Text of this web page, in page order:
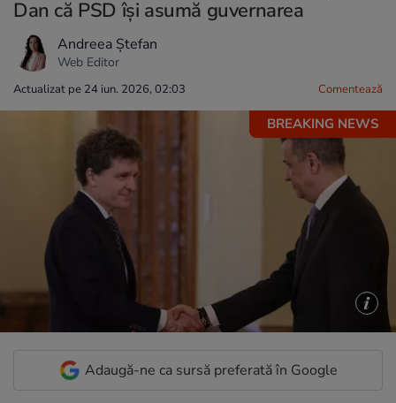
Dan că PSD își asumă guvernarea
Andreea Ștefan
Web Editor
Actualizat pe 24 iun. 2026, 02:03 Comentează
BREAKING NEWS
Adaugă-ne ca sursă preferată în Google